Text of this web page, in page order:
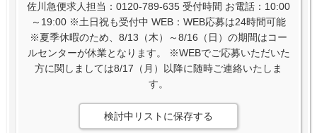
佐川急便求人担当：0120-789-635 受付時間 お電話：10:00
～19:00 ※土日祝も受付中 WEB：WEB応募は24時間可能
※夏季休暇のため、8/13（木）～8/16（日）の期間はコー
ルセンターが休業となります。 ※WEBでご応募いただいた
方に関しましては8/17（月）以降に随時ご連絡いたしま
す。
検討中リストに保存する